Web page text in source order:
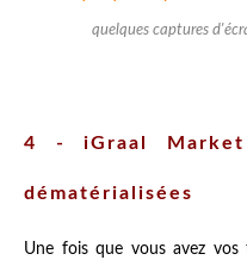
quelques captures
4 - iGraal
dématérialisées
Une fois que vous avez vos